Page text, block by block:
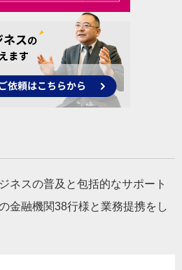
ネスの普及と包括的なサポート
金融機関38行様と業務提携をし